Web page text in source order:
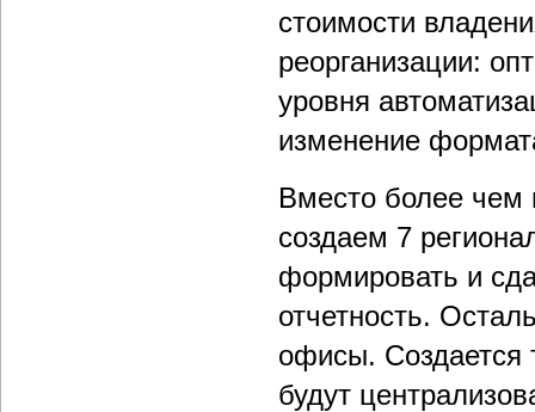
стоимости
реорганизации:
уровня
изменение
Вместо более
создаем 7
формировать и
отчетность.
офисы. Создается
будут